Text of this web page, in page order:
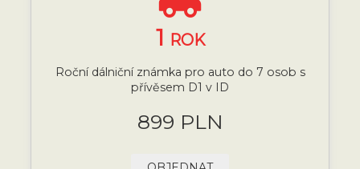
1 ROK
Roční dálniční známka pro auto do 7 osob s
přívěsem D1 v ID
899 PLN